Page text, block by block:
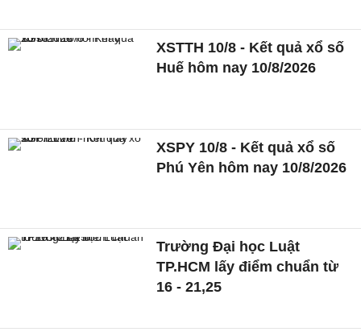
XSTTH 10/8 - Kết quả xổ số
Huế hôm nay 10/8/2026
XSPY 10/8 - Kết quả xổ số
Phú Yên hôm nay 10/8/2026
Trường Đại học Luật
TP.HCM lấy điểm chuẩn từ
16 - 21,25